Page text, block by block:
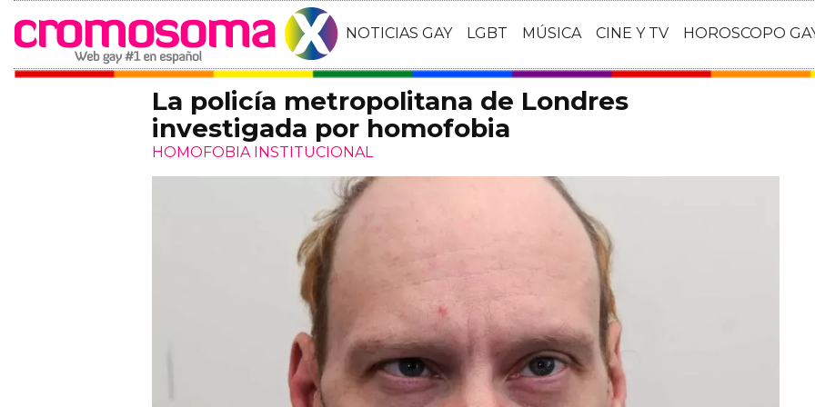
NOTICIAS GAY LGBT MÚSICA CINE Y TV HOROSCOPO
La policía metropolitana de Londres
investigada por homofobia
HOMOFOBIA INSTITUCIONAL